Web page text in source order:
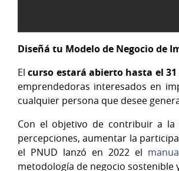
Diseñá tu Modelo de Negocio de
Elcurso estará abierto hasta el 31
emprendedoras interesados en
cualquier persona que desee
Con el objetivo de contribuir a la
percepciones, aumentar la
el PNUD lanzó en 2022 el
metodología de negocio sostenible